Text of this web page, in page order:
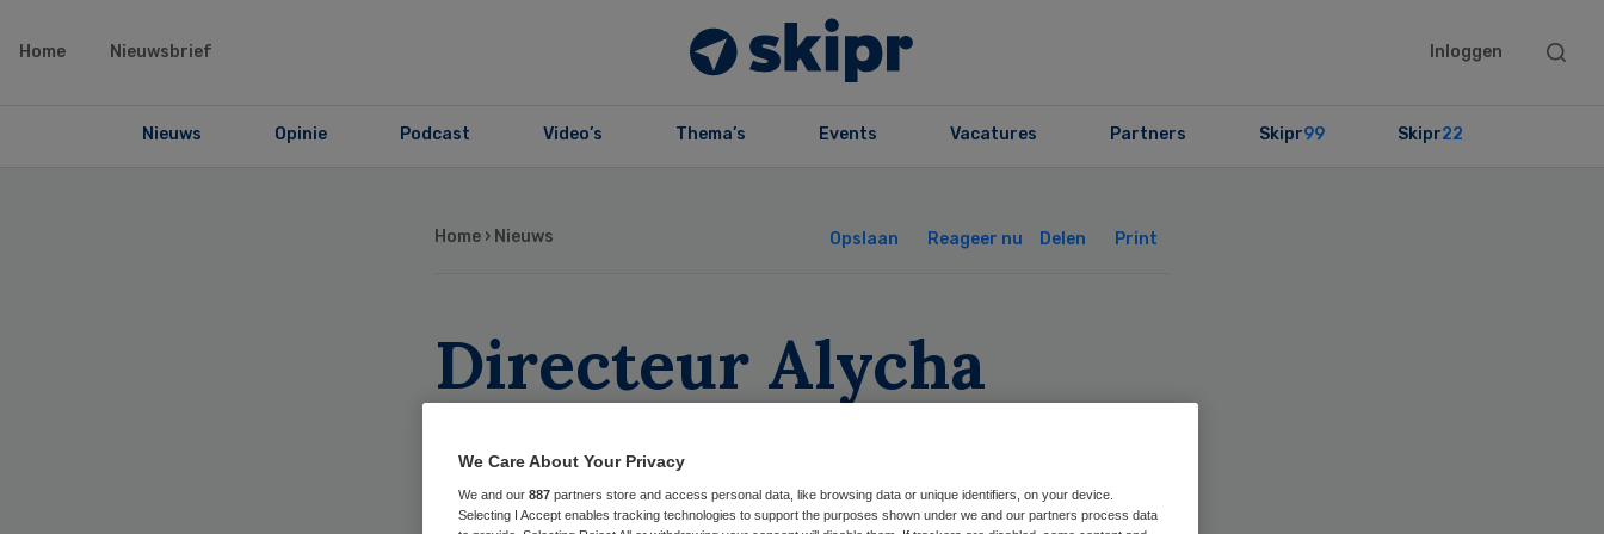
Home Nieuwsbrief Inloggen
Search
Nieuws Opinie Podcast Video’s Thema’s Events Vacatures Partners Skipr99 Skipr22
Home › Nieuws Opslaan Reageer nu Delen Print
Directeur Alycha
Thuiszorg op vrije
voeten
We Care About Your Privacy
We and our 887 partners store and access personal data, like browsing data or unique identifiers, on your device.
Selecting I Accept enables tracking technologies to support the purposes shown under we and our partners process data